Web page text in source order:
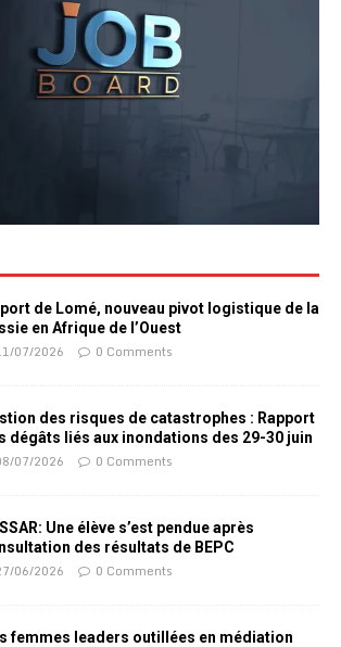
de Lomé, nouveau pivot logistique de la
en Afrique de l’Ouest
07/2026 0 Comments
des risques de catastrophes : Rapport
dégâts liés aux inondations des 29-30 juin
07/2026 0 Comments
Une élève s’est pendue après
des résultats de BEPC
06/2026 0 Comments
femmes leaders outillées en médiation